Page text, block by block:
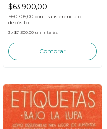
Catapulta
$63.900,00
$60.705,00 con Transferencia o
depósito
3 x $21.300,00 sin interés